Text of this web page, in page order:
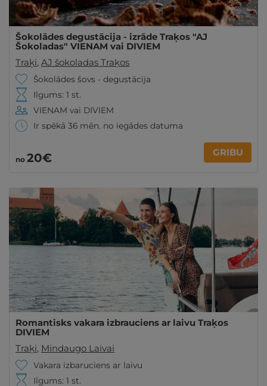
Šokolādes degustācija - izrāde Traķos "AJ
Šokoladas" VIENAM vai DIVIEM
Traķi, AJ šokoladas Traķos
Šokolādes šovs - degustācija
Ilgums: 1 st.
VIENAM vai DIVIEM
Ir spēkā 36 mēn. no iegādes datuma
no 20€ GRIBU
Romantisks vakara izbrauciens ar laivu Traķos
DIVIEM
Traķi, Mindaugo Laivai
Vakara izbaruciens ar laivu
Ilgums: 1 st.